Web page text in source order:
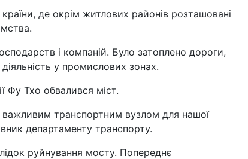
де окрім житлових районів розташовані
і компаній. Було затоплено дороги,
у промислових зонах.
Фу Тхо обвалився міст.
важливим транспортним вузлом для нашої
департаменту транспорту.
руйнування мосту. Попереднє